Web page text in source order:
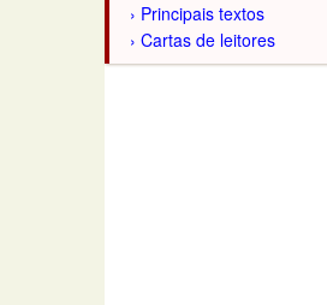
Principais textos
Cartas de leitores